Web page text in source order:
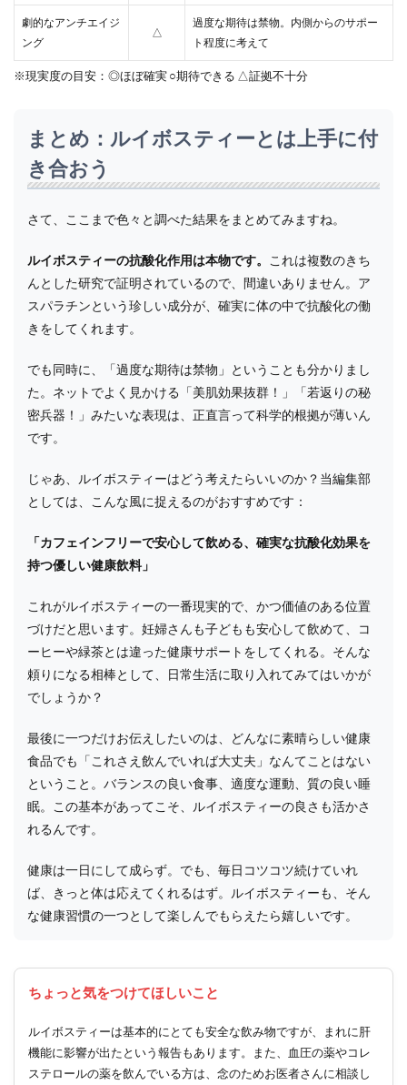
劇的なアンチエイジ
ング
△
過度な期待は禁物。内側からのサポー
ト程度に考えて
※現実度の目安：◎ほぼ確実 ○期待できる △証拠不十分
まとめ：ルイボスティーとは上手に付
き合おう
さて、ここまで色々と調べた結果をまとめてみますね。
ルイボスティーの抗酸化作用は本物です。
これは複数のきち
んとした研究で証明されているので、間違いありません。ア
スパラチンという珍しい成分が、確実に体の中で抗酸化の働
きをしてくれます。
でも同時に、「過度な期待は禁物」ということも分かりまし
た。ネットでよく見かける「美肌効果抜群！」「若返りの秘
密兵器！」みたいな表現は、正直言って科学的根拠が薄いん
です。
じゃあ、ルイボスティーはどう考えたらいいのか？当編集部
としては、こんな風に捉えるのがおすすめです：
「カフェインフリーで安心して飲める、確実な抗酸化効果を
持つ優しい健康飲料」
これがルイボスティーの一番現実的で、かつ価値のある位置
づけだと思います。妊婦さんも子どもも安心して飲めて、コ
ーヒーや緑茶とは違った健康サポートをしてくれる。そんな
頼りになる相棒として、日常生活に取り入れてみてはいかが
でしょうか？
最後に一つだけお伝えしたいのは、どんなに素晴らしい健康
食品でも「これさえ飲んでいれば大丈夫」なんてことはない
ということ。バランスの良い食事、適度な運動、質の良い睡
眠。この基本があってこそ、ルイボスティーの良さも活かさ
れるんです。
健康は一日にして成らず。でも、毎日コツコツ続けていれ
ば、きっと体は応えてくれるはず。ルイボスティーも、そん
な健康習慣の一つとして楽しんでもらえたら嬉しいです。
ちょっと気をつけてほしいこと
ルイボスティーは基本的にとても安全な飲み物ですが、まれに肝
機能に影響が出たという報告もあります。また、血圧の薬やコレ
ステロールの薬を飲んでいる方は、念のためお医者さんに相談し